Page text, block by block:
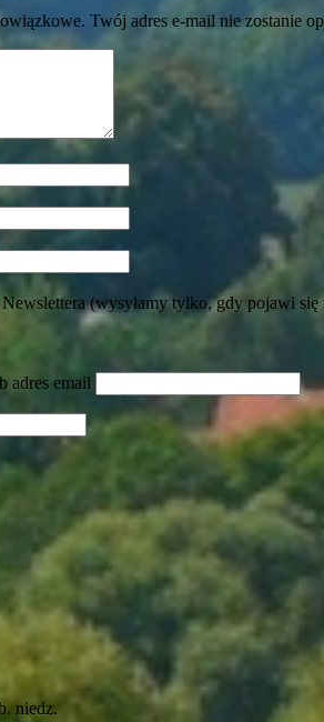
Twój adres e-mail nie zostanie
(wysyłamy tylko, gdy pojawi
adres email
niedz.